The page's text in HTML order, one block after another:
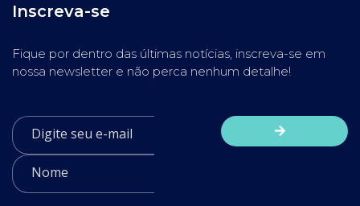
Inscreva-se
Fique por dentro das últimas notícias, inscreva-se em
nossa newsletter e não perca nenhum detalhe!